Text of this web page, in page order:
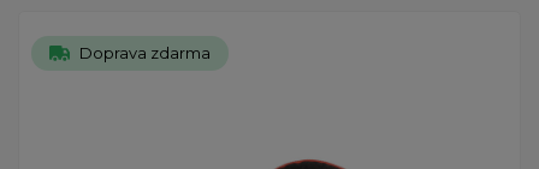
Doprava zdarma